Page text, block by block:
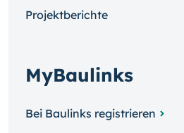
Projektberichte
MyBaulinks
Bei Baulinks registrieren